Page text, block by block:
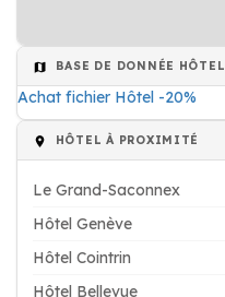
BASE DE DONNÉE HÔTEL
Achat fichier Hôtel -20%
HÔTEL À PROXIMITÉ
Le Grand-Saconnex
Hôtel Genève
Hôtel Cointrin
Hôtel Bellevue